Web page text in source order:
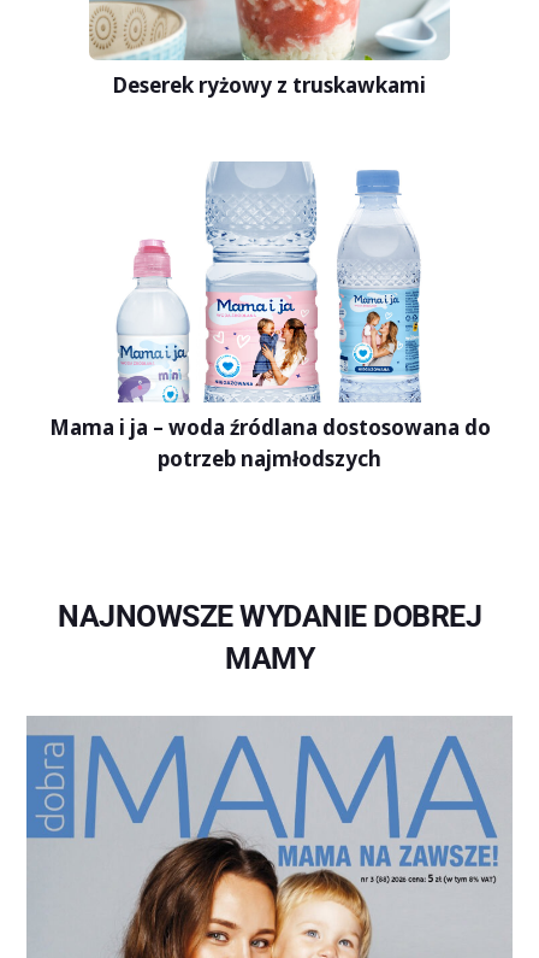
Deserek ryżowy z truskawkami
Mama i ja – woda źródlana dostosowana do
potrzeb najmłodszych
NAJNOWSZE WYDANIE DOBREJ
MAMY